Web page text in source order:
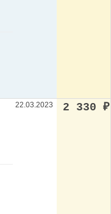
22.03.2023 2 330 ₽